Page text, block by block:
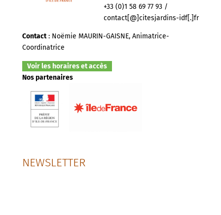
+33 (0)1 58 69 77 93 /
contact[@]citesjardins-idf[.]fr
Contact: Noëmie MAURIN-GAISNE, Animatrice-
Coordinatrice
Voir les horaires et accès
Nos partenaires
NEWSLETTER